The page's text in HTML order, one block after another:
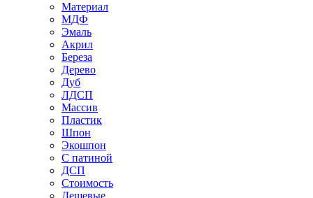
Материал
МДФ
Эмаль
Акрил
Береза
Дерево
Дуб
ЛДСП
Массив
Пластик
Шпон
Экошпон
С патиной
ДСП
Стоимость
Дешевые